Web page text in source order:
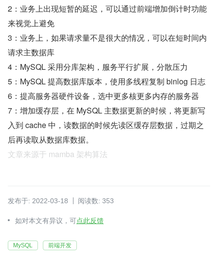
2：业务上出现短暂的延迟，可以通过前端增加倒计时功能
来视觉上避免
3：业务上，如果请求量不是很大的情况，可以在短时间内
请求主数据库
4：MySQL 采用分库架构，服务平行扩展，分散压力
5：MySQL 提高数据库版本，使用多线程复制 binlog 日志
6：提高服务器硬件设备，选中更多核更多内存的服务器
7：增加缓存层，在 MySQL 主数据更新的时候，将更新写
入到 cache 中，读数据的时候先读区缓存层数据，过期之
后再读取从数据库数据。
文章来源于 mamba 架构算法
发布于: 2022-03-18 阅读数: 353
如对本文有异议，可点此反馈
MySQL 前端开发